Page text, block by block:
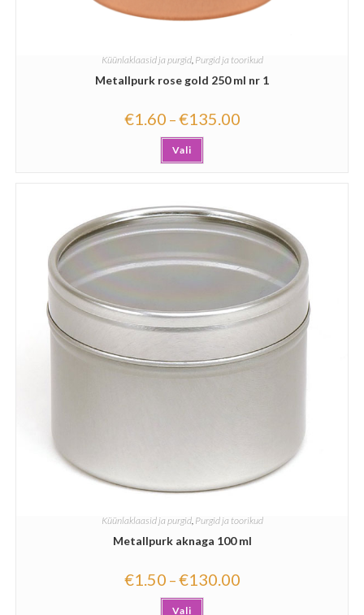
Küünlaklaasid ja purgid, Purgid ja toorikud
Metallpurk rose gold 250 ml nr 1
€1.60 –€135.00
Vali
Küünlaklaasid ja purgid, Purgid ja toorikud
Metallpurk aknaga 100 ml
€1.50 –€130.00
Vali